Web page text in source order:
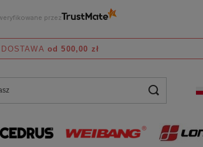
od 500,00 zł
przez